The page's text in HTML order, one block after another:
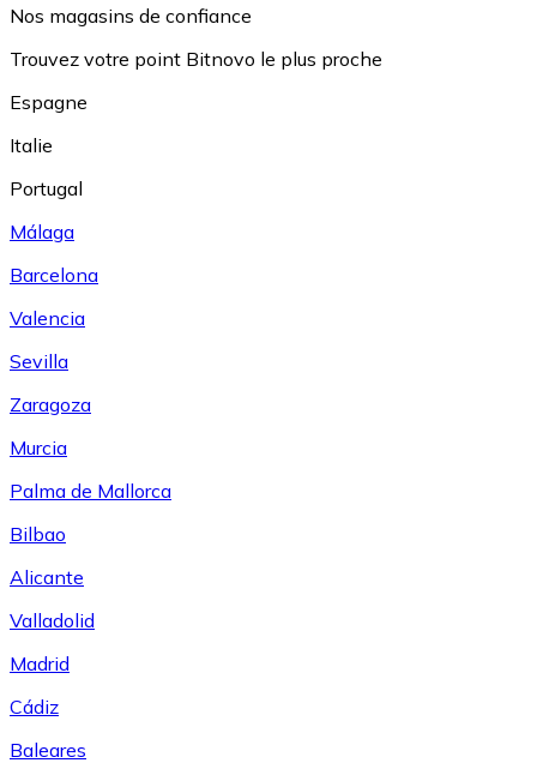
Nos magasins de confiance
Trouvez votre point Bitnovo le plus proche
Espagne
Italie
Portugal
Málaga
Barcelona
Valencia
Sevilla
Zaragoza
Murcia
Palma de Mallorca
Bilbao
Alicante
Valladolid
Madrid
Cádiz
Baleares